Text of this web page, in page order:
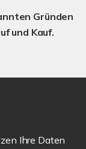
Gründen
und Kauf.
Ihre Daten